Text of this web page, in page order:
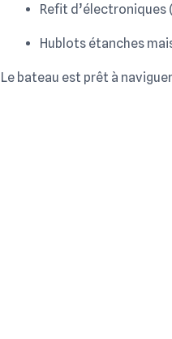
Refit
Hublots étanches
Le bateau est prêt à